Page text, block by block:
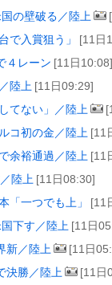
の壁破る／陸上
で入賞狙う」 [11日
４レーン [11日10:08]
陸上 [11日09:29]
てない」／陸上
コ初の金／陸上 [11
余裕通過／陸上 [11
陸上 [11日08:30]
「一つでも上」 [11
下す／陸上 [11日
新／陸上 [11日
決勝／陸上 [11日